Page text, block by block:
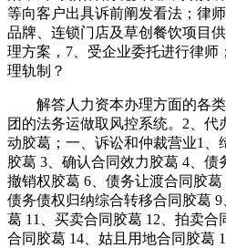
等向客户出具诉前阐发看法；律
品牌、连锁门店及草创餐饮项目
理方案，7、受企业委托进行律师
理轨制？
解答人力资本办理方面的各类
团的法务运做取风控系统。2、
动胶葛；一、诉讼和仲裁营业1、
胶葛 3、确认合同效力胶葛 4、债
撤销权胶葛 6、债务让渡合同胶葛
债务债权归纳综合转移合同胶葛
葛 11、买卖合同胶葛 12、拍卖合
合同胶葛 14、姑且用地合同胶葛